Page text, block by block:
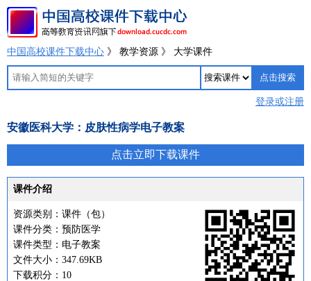
中国高校课件下载中心 》 教学资源 》 大学课件
登录或注册
安徽医科大学：皮肤性病学电子教案
点击立即下载课件
课件介绍
资源类别：课件（包）
课件分类：预防医学
课件类型：电子教案
文件大小：347.69KB
下载积分：10